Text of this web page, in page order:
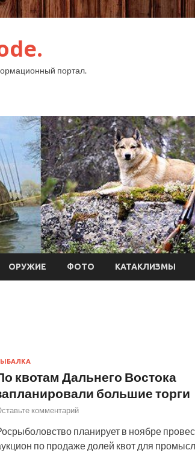
портал.
ОРУЖИЕ ФОТО КАТАКЛИЗМЫ
квотам Дальнего Востока
большие торги
комментарий
планирует в ноябре
по продаже долей квот для